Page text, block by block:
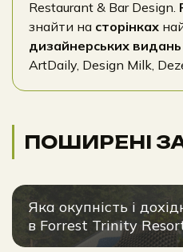
Restaurant & Bar Design.
знайти на сторінках
дизайнерських видань
ArtDaily, Design Milk,
ПОШИРЕНІ
Яка окупність і
в Forrest Trinity